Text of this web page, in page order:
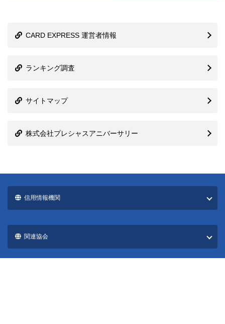
CARD EXPRESS 運営者情報
ランキング調査
サイトマップ
株式会社プレシャスアニバーサリー
信用情報機関
関連協会